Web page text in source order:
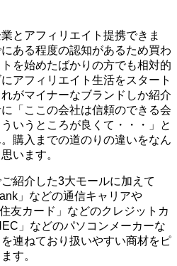
とアフィリエイト提携できま
ある程度の認知があるため買わ
を始めたばかりの方でも相対的
アフィリエイト生活をスタート
がマイナーなブランドしか紹介
「ここの会社は信頼のできる会
いうところが良くて・・・」と
購入までの道のりの違いをなん
います。
紹介した3大モールに加えて
」などの通信キャリアや
友カード」などのクレジットカ
」などのパソコンメーカーな
連ねており扱いやすい商材をピ
す。